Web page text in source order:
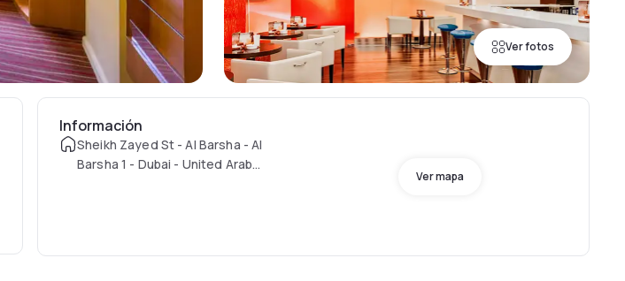
Ver fotos
Información
Sheikh Zayed St - Al Barsha - Al
Barsha 1 - Dubai - United Arab
Ver mapa